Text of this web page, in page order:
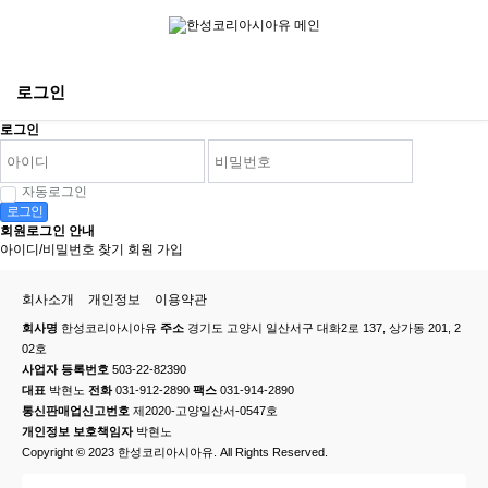
로그인
로그인
자동로그인
로그인
회원로그인 안내
아이디/비밀번호 찾기
회원 가입
회사소개 개인정보 이용약관
회사명 한성코리아시아유 주소 경기도 고양시 일산서구 대화2로 137, 상가동 201, 2
02호
사업자 등록번호 503-22-82390
대표 박현노 전화031-912-2890 팩스 031-914-2890
통신판매업신고번호 제2020-고양일산서-0547호
개인정보 보호책임자박현노
Copyright © 2023 한성코리아시아유. All Rights Reserved.